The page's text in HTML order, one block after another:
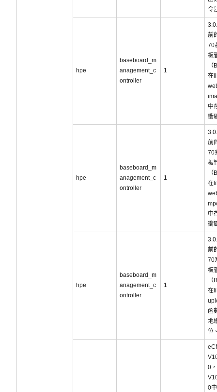
令
hpe
baseboard_m
anagement_c
ontroller
1
前
70
板
在
中
衝
hpe
baseboard_m
anagement_c
ontroller
1
前
70
板
在
中
衝
hpe
baseboard_m
anagement_c
ontroller
1
前
70
板
在
函
地
位
0，
0